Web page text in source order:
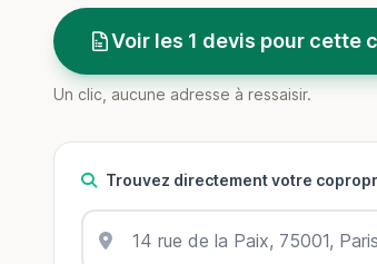
Voir les 1 devis pour cette
Un clic, aucune adresse à ressaisir.
Trouvez directement votre